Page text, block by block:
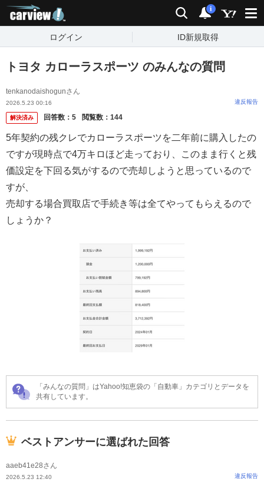
検索 通知
i
ログイン ID新規取得
トヨタ カローラスポーツ のみんなの質問
tenkanodaishogunさん
2026.5.23 00:16 違反報告
解決済み 回答数： 5 閲覧数： 144
5年契約の残クレでカローラスポーツを二年前に購入したの
ですが現時点で4万キロほど走っており、このまま行くと残
価設定を下回る気がするので売却しようと思っているので
すが、
売却する場合買取店で手続き等は全てやってもらえるので
しょうか？
「みんなの質問」はYahoo!知恵袋の「自動車」カテゴリとデータを
共有しています。
ベストアンサーに選ばれた回答
aaeb41e28さん
2026.5.23 12:40 違反報告